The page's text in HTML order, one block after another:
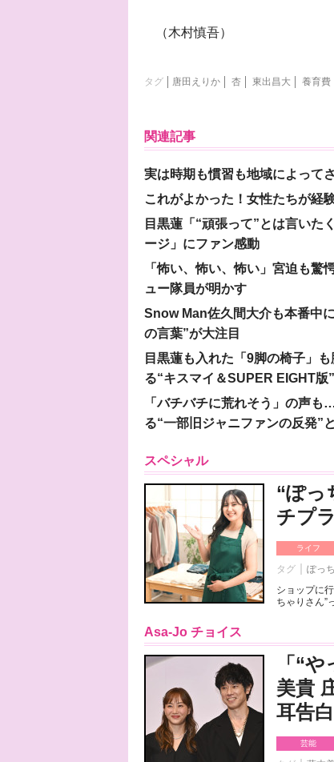
（木村慎吾）
タグ 唐田えりか 杏 東出昌大 養育費
関連記事
実は時期も慣習も地域によって
これがよかった！女性たちが経
目黒蓮「“頑張って”とは言い
ージ」にファン感動
「怖い、怖い、怖い」宮迫も
ュー隊員が明かす
Snow Man佐久間大介も本番中
の言葉”が大注目
目黒蓮も入れた「9脚の椅子」
る“キスマイ＆SUPER EIGHT版
「バチバチに荒れそう」の声
る“一部旧ジャニファンの反発”
スペシャル
“ぽっ
チプ
ライフ
タグ ぽっ
ショップに
ちゃりさん”
Asa-Jo チョイス
「“
美貴
耳告白
芸能